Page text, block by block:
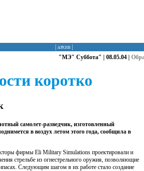
архив
"МЭ" Суббота" | 08.05.04 |
коротко
самолет-разведчик, изготовленный
в воздух летом этого года, сообщила в
фирмы Eli Military Simulations проектировали и
стрельбе из огнестрельного оружия, позволяющие
Следующим шагом в их работе стало создание